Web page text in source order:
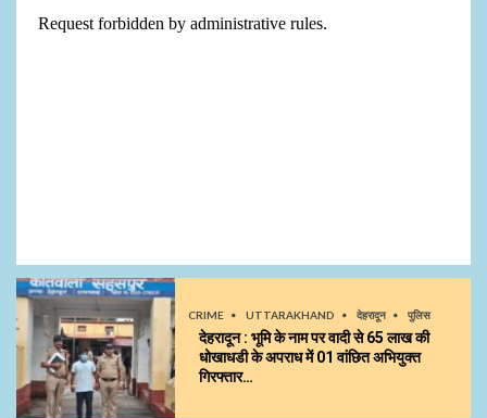
CRIME UTTARAKHAND देहरादून पुलिस
देहरादून : भूमि के नाम पर वादी से 65 लाख की
धोखाधडी के अपराध में 01 वांछित अभियुक्त
गिरफ्तार…